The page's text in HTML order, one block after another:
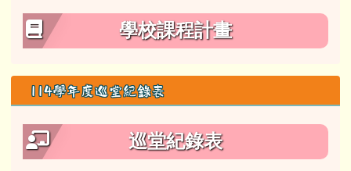
學校課程計畫
114學年度巡堂紀錄表
巡堂紀錄表